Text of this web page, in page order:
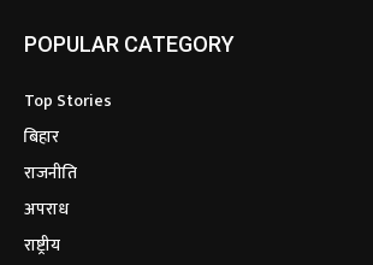
POPULAR CATEGORY
Top Stories
बिहार
राजनीति
अपराध
राष्ट्रीय